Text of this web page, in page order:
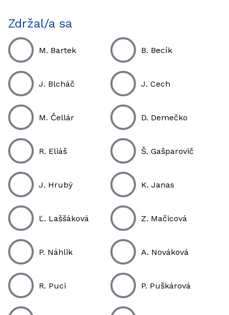
Zdržal/a sa
M. Bartek B. Becík
J. Blcháč J. Cech
M. Čellár D. Demečko
R. Eliáš Š. Gašparovič
J. Hrubý K. Janas
Ľ. Laššáková Z. Mačicová
P. Náhlik A. Nováková
R. Puci P. Puškárová